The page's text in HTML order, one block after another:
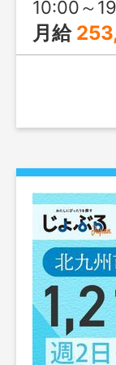
10:00～19:00（
月給